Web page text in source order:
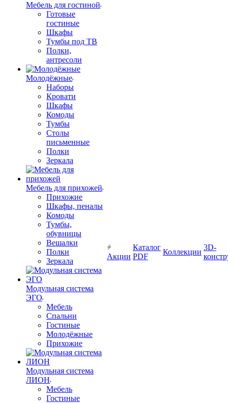
Мебель для гостиной
Готовые
гостиные
Шкафы
Тумбы под ТВ
Полки,
антресоли
Молодёжные
Наборы
Кровати
Шкафы
Комоды
Тумбы
Столы
письменные
Полки
Зеркала
Мебель для прихожей
Прихожие
Шкафы, пеналы
Комоды
Тумбы,
обувницы
Вешалки
Полки
Зеркала
Модульная система
ЭГО
Мебель
Спальни
Гостиные
Молодёжные
Прихожие
Модульная система
ЛИОН
Мебель
Гостиные
Акции
Каталог
PDF
Коллекции
3D-